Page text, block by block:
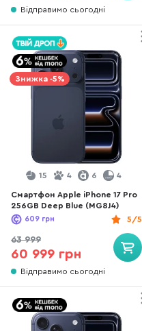
Відправимо сьогодні
Знижка -5%
15 4 6 4
Смартфон Apple iPhone 17 Pro
256GB Deep Blue (MG8J4)
5/5
609 грн
63 999
60 999 грн
Відправимо сьогодні